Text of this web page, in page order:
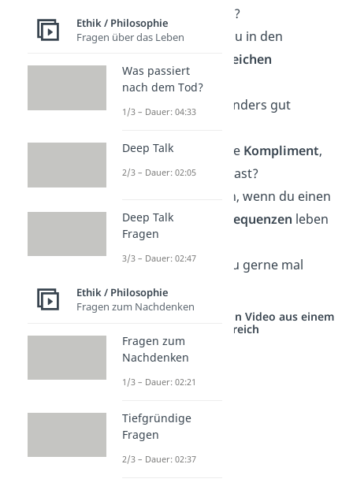
dich zuletzt berührt?
Gibt es etwas, das du in den
erreichen
möchtest?
Was lässt dich besonders gut
Was ist das schönste Kompliment,
das du je erhalten hast?
Was würdest du tun, wenn du einen
Tag langohne Konsequenzen leben
könntest?
Mit wem würdest du gerne mal
Körper tauschen
Studyflix vernetzt: Hier ein Video aus einem
anderen Bereich
Ethik / Philosophie
Fragen über das Leben
Was passiert
nach dem Tod?
1/3 – Dauer: 04:33
Deep Talk
2/3 – Dauer: 02:05
Deep Talk
Fragen
3/3 – Dauer: 02:47
Ethik / Philosophie
Fragen zum Nachdenken
Fragen zum
Nachdenken
1/3 – Dauer: 02:21
Tiefgründige
Fragen
2/3 – Dauer: 02:37